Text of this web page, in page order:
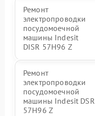
Ремонт
электропроводки
посудомоечной
машины Indesit
DISR 57H96 Z
Ремонт
электропроводки
посудомоечной
машины Indesit DSR
57H96 Z